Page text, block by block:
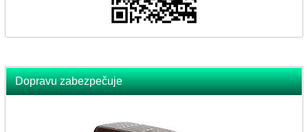
Dopravu zabezpečuje